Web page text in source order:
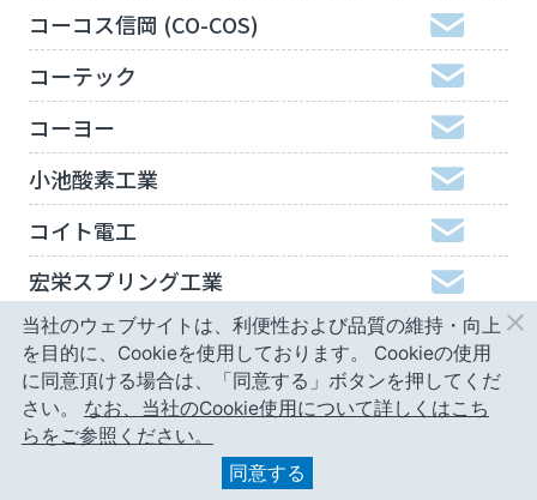
コーコス信岡 (CO-COS)
コーテック
コーヨー
小池酸素工業
コイト電工
宏栄スプリング工業
工機ホールディングスジャパン
弘進ゴム
神津精機
当社のウェブサイトは、利便性および品質の維持・向上
を目的に、Cookieを使用しております。
Cookieの使用
に同意頂ける場合は、「同意する」ボタンを押してくだ
さい。
なお、当社のCookie使用について詳しくはこち
らをご参照ください。
同意する